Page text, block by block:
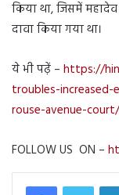
किया था, जिसमें
दावा किया गया था।
ये भी पढ़ें – https://
troubles-
rouse-avenue-court/
FOLLOW US ON –